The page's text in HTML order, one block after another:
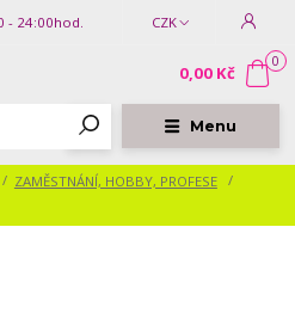
Menu
CZK
- 24:00hod.
0
0,00 Kč
ZAMĚSTNÁNÍ, HOBBY, PROFESE